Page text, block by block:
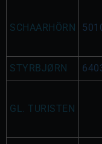
SCHAARHÖRN
STYRBJØRN
GL. TURISTEN